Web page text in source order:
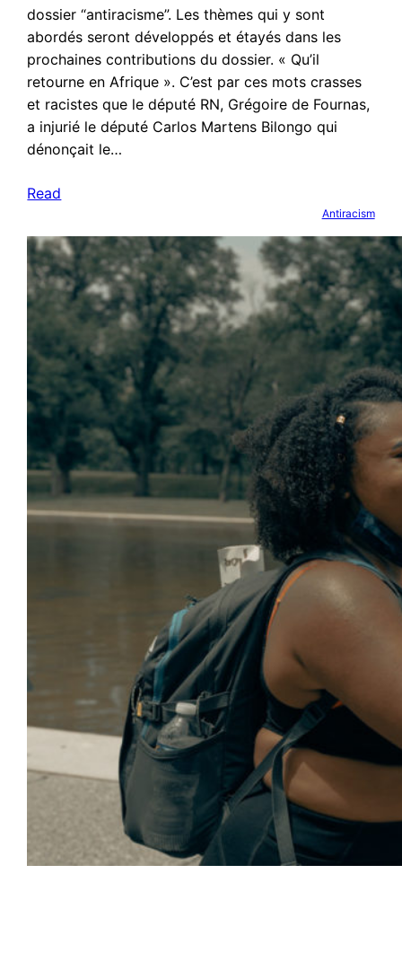
dossier “antiracisme”. Les thèmes qui y sont
abordés seront développés et étayés dans les
prochaines contributions du dossier. « Qu’il
retourne en Afrique ». C’est par ces mots crasses
et racistes que le député RN, Grégoire de Fournas,
a injurié le député Carlos Martens Bilongo qui
dénonçait le…
Read
Antiracism